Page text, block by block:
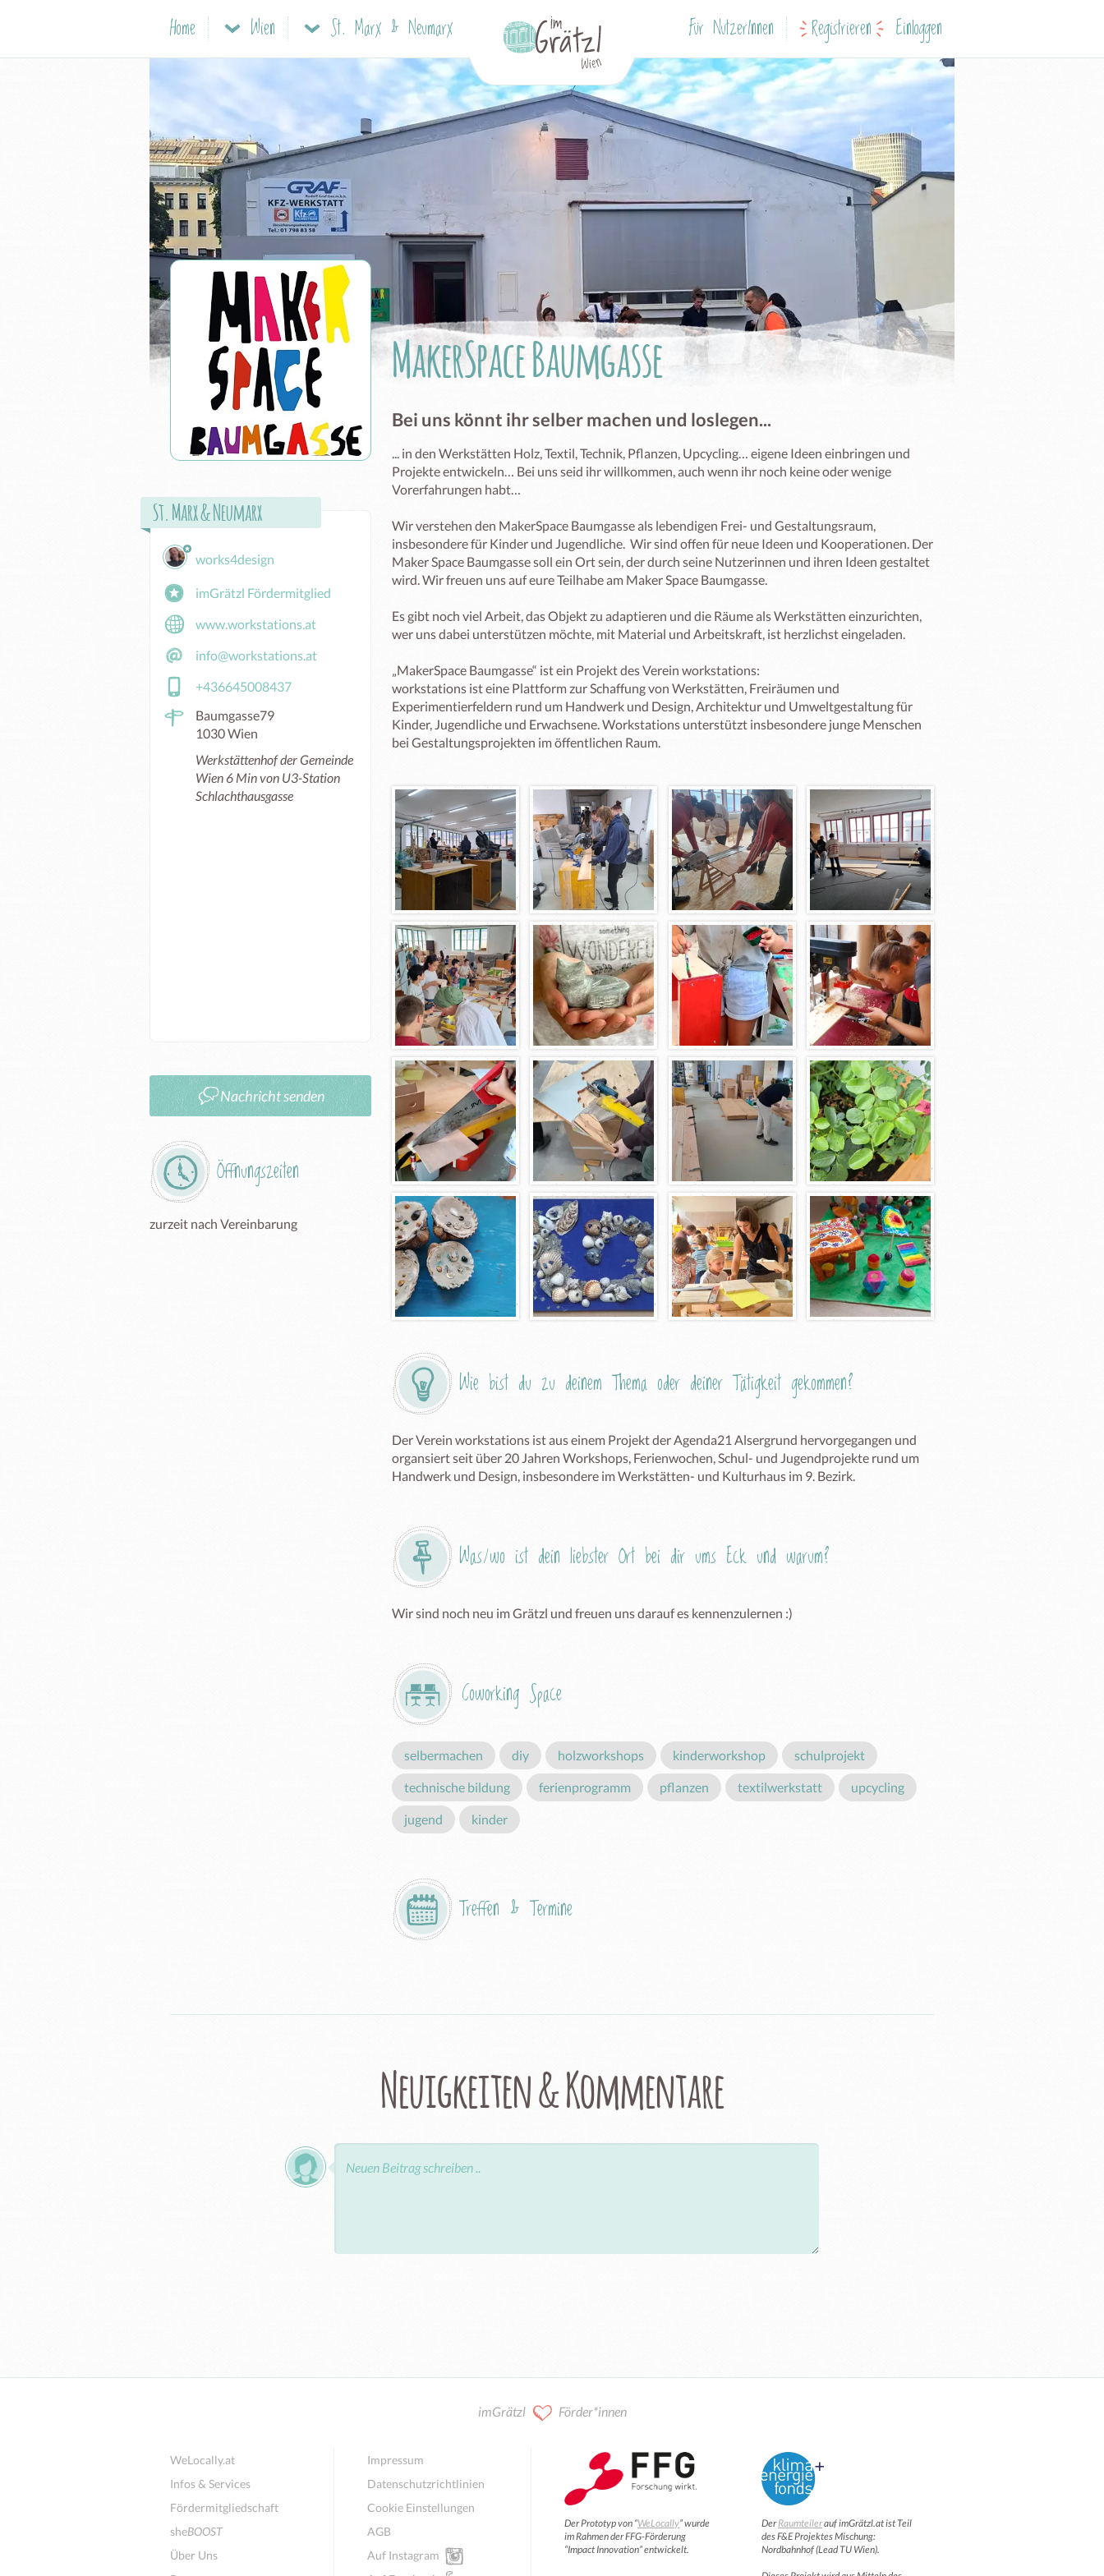
Home Wien St. Marx & Neumarx Für NutzerInnen Registrieren Einloggen
MakerSpace Baumgasse
Bei uns könnt ihr selber machen und loslegen...
... in den Werkstätten Holz, Textil, Technik, Pflanzen, Upcycling… eigene Ideen einbringen und
Projekte entwickeln… Bei uns seid ihr willkommen, auch wenn ihr noch keine oder wenige
Vorerfahrungen habt…
Wir verstehen den MakerSpace Baumgasse als lebendigen Frei- und Gestaltungsraum,
insbesondere für Kinder und Jugendliche.  Wir sind offen für neue Ideen und Kooperationen. Der
Maker Space Baumgasse soll ein Ort sein, der durch seine Nutzerinnen und ihren Ideen gestaltet
wird. Wir freuen uns auf eure Teilhabe am Maker Space Baumgasse.
Es gibt noch viel Arbeit, das Objekt zu adaptieren und die Räume als Werkstätten einzurichten,
wer uns dabei unterstützen möchte, mit Material und Arbeitskraft, ist herzlichst eingeladen.
„MakerSpace Baumgasse“ ist ein Projekt des Verein workstations:
workstations ist eine Plattform zur Schaffung von Werkstätten, Freiräumen und
Experimentierfeldern rund um Handwerk und Design, Architektur und Umweltgestaltung für
Kinder, Jugendliche und Erwachsene. Workstations unterstützt insbesondere junge Menschen
bei Gestaltungsprojekten im öffentlichen Raum.
Wie bist du zu deinem Thema oder deiner Tätigkeit gekommen?
Der Verein workstations ist aus einem Projekt der Agenda21 Alsergrund hervorgegangen und
organsiert seit über 20 Jahren Workshops, Ferienwochen, Schul- und Jugendprojekte rund um
Handwerk und Design, insbesondere im Werkstätten- und Kulturhaus im 9. Bezirk.
Was/wo ist dein liebster Ort bei dir ums Eck und warum?
Wir sind noch neu im Grätzl und freuen uns darauf es kennenzulernen :)
Coworking Space
selbermachen diy holzworkshops kinderworkshop schulprojekt
technische bildung ferienprogramm pflanzen textilwerkstatt upcycling
jugend kinder
Treffen & Termine
St. Marx & Neumarx
works4design
imGrätzl Fördermitglied
www.workstations.at
info@workstations.at
+436645008437
Baumgasse79
1030 Wien
Werkstättenhof der Gemeinde
Wien 6 Min von U3-Station
Schlachthausgasse
Nachricht senden
Öffnungszeiten
zurzeit nach Vereinbarung
Neuigkeiten & Kommentare
imGrätzl Förder*innen
WeLocally.at
Infos & Services
Fördermitgliedschaft
sheBOOST
Über Uns
Impressum
Datenschutzrichtlinien
Cookie Einstellungen
AGB
Auf Instagram
Der Prototyp von “WeLocally” wurde
im Rahmen der FFG-Förderung
“Impact Innovation” entwickelt.
DerRaumteilerauf imGrätzl.at ist Teil
des F&E Projektes Mischung:
Nordbahnhof (Lead TU Wien).